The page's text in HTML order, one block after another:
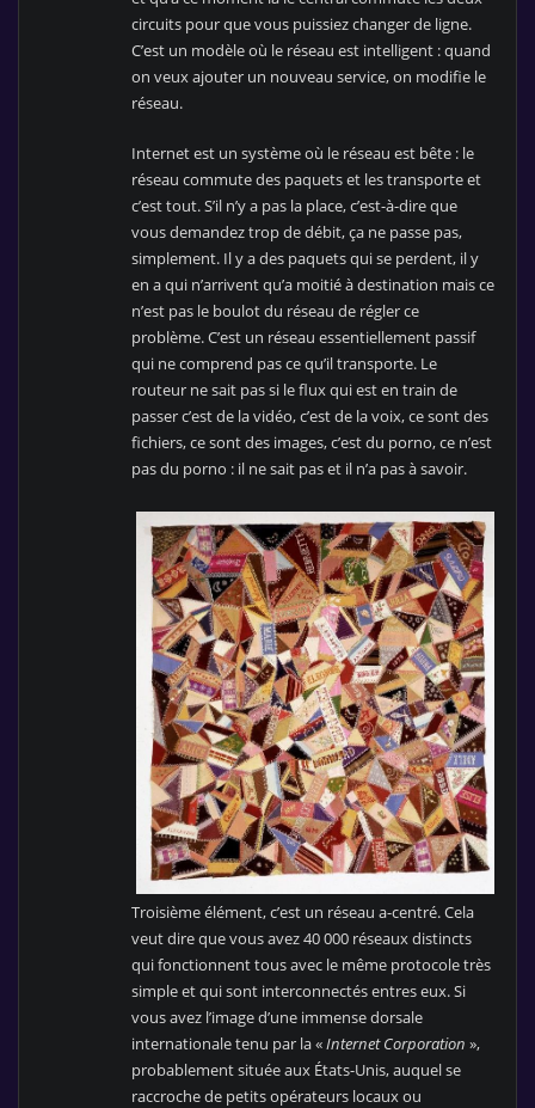
circuits pour que vous puissiez changer de ligne.
C’est un modèle où le réseau est intelligent : quand
on veux ajouter un nouveau service, on modifie le
réseau.
Internet est un système où le réseau est bête : le
réseau commute des paquets et les transporte et
c’est tout. S’il n’y a pas la place, c’est-à-dire que
vous demandez trop de débit, ça ne passe pas,
simplement. Il y a des paquets qui se perdent, il y
en a qui n’arrivent qu’a moitié à destination mais ce
n’est pas le boulot du réseau de régler ce
problème. C’est un réseau essentiellement passif
qui ne comprend pas ce qu’il transporte. Le
routeur ne sait pas si le flux qui est en train de
passer c’est de la vidéo, c’est de la voix, ce sont des
fichiers, ce sont des images, c’est du porno, ce n’est
pas du porno : il ne sait pas et il n’a pas à savoir.
Troisième élément, c’est un réseau a-centré. Cela
veut dire que vous avez 40 000 réseaux distincts
qui fonctionnent tous avec le même protocole très
simple et qui sont interconnectés entres eux. Si
vous avez l’image d’une immense dorsale
internationale tenu par la «Internet Corporation »,
probablement située aux États-Unis, auquel se
raccroche de petits opérateurs locaux ou